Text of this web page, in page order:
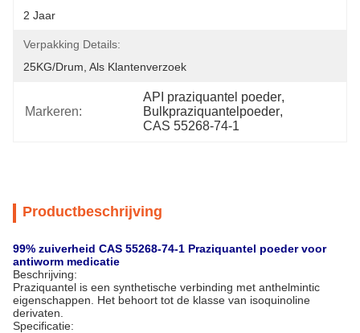
2 Jaar
Verpakking Details:
25KG/Drum, Als Klantenverzoek
Markeren:
API praziquantel poeder,
Bulkpraziquantelpoeder,
CAS 55268-74-1
Productbeschrijving
99% zuiverheid CAS 55268-74-1 Praziquantel poeder voor
antiworm medicatie
Beschrijving:
Praziquantel is een synthetische verbinding met anthelmintic
eigenschappen. Het behoort tot de klasse van isoquinoline
derivaten.
Specificatie: